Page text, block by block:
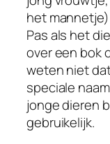
het
Pas als het
over een bok
weten niet
speciale
jonge dieren
gebruikelijk.